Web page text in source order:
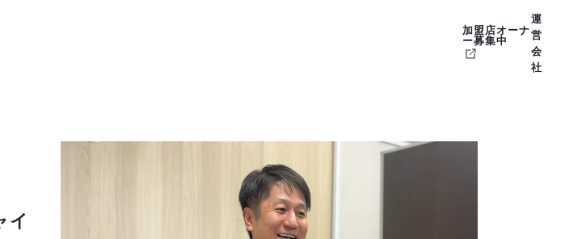
加盟店オーナ
ー募集中
運
営
会
社
イ